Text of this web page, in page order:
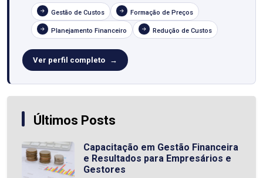
Gestão de Custos Formação de Preços
Planejamento Financeiro Redução de Custos
Ver perfil completo
Últimos Posts
Capacitação em Gestão Financeira
e Resultados para Empresários e
Gestores